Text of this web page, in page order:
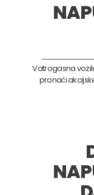
Vatrogasna
pronaći